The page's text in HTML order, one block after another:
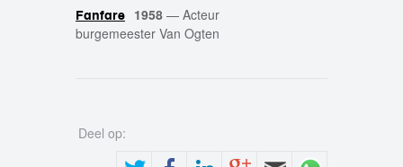
Fanfare 1958 — Acteur
burgemeester Van Ogten
Deel op: